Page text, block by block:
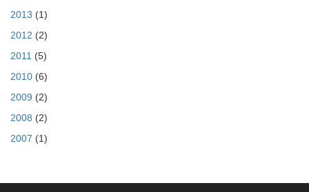
2013 (1)
2012 (2)
2011 (5)
2010 (6)
2009 (2)
2008 (2)
2007 (1)